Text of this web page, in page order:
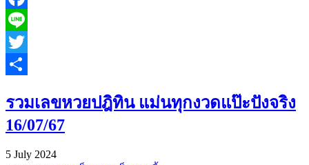
Facebook
Line
Twitter
รวมเลขหวยปฎิทิน แม่นทุกงวดแป๊ะปังจริง
16/07/67
5 July 2024